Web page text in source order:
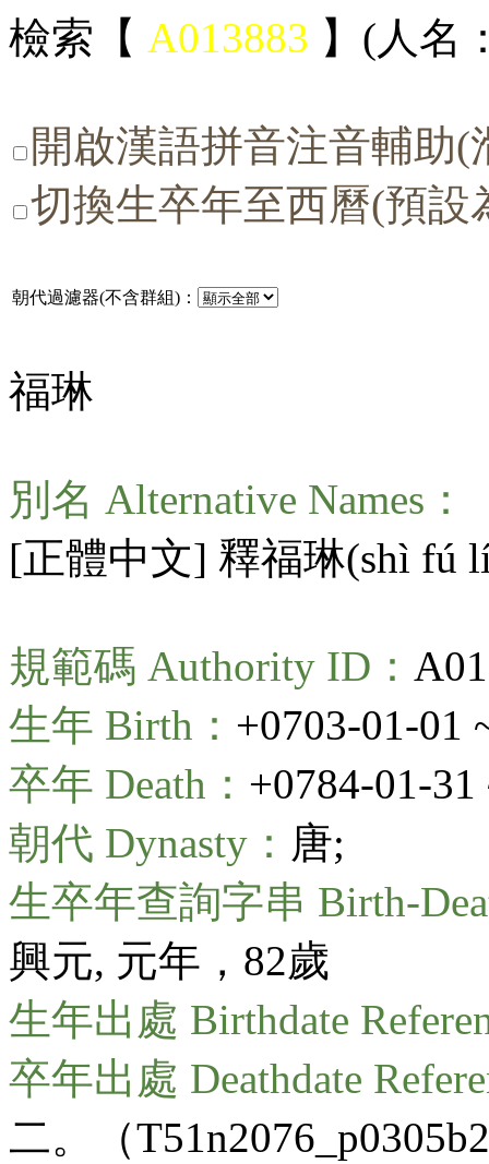
檢索【 A013883 】(人名
開啟漢語拼音注音輔助
切換生卒年至西曆(預設
朝代過濾器(不含群組)：
福琳
別名 Alternative Names：
[正體中文] 釋福琳(shì fú
規範碼 Authority ID：
生年 Birth： +0703-01-01
卒年 Death： +0784-01-
朝代 Dynasty： 唐;
生卒年查詢字串 Birth-
興元, 元年，82歲
生年出處 Birthdate
卒年出處 Deathdate
二。（